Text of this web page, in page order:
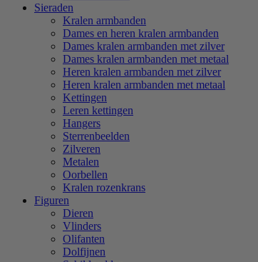
Sieraden
Kralen armbanden
Dames en heren kralen armbanden
Dames kralen armbanden met zilver
Dames kralen armbanden met metaal
Heren kralen armbanden met zilver
Heren kralen armbanden met metaal
Kettingen
Leren kettingen
Hangers
Sterrenbeelden
Zilveren
Metalen
Oorbellen
Kralen rozenkrans
Figuren
Dieren
Vlinders
Olifanten
Dolfijnen